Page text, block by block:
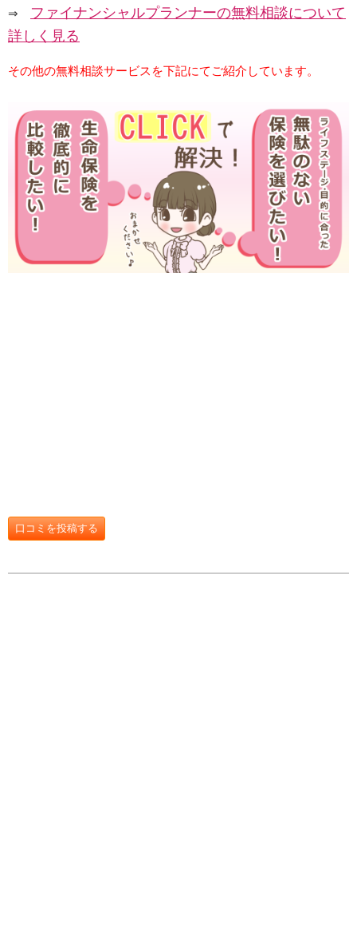
⇒
ファイナンシャルプランナーの無料相談について
詳しく見る
その他の無料相談サービスを下記にてご紹介しています。
口コミを投稿する